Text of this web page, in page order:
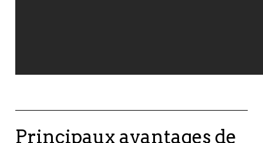
Principaux avantages de